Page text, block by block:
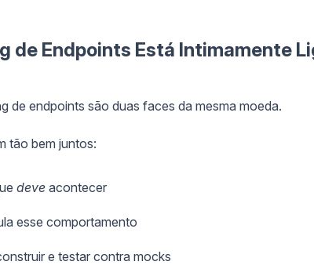
de Endpoints Está Intimamente
de endpoints são duas faces da mesma moeda.
tão bem juntos:
deve acontecer
esse comportamento
e testar contra mocks